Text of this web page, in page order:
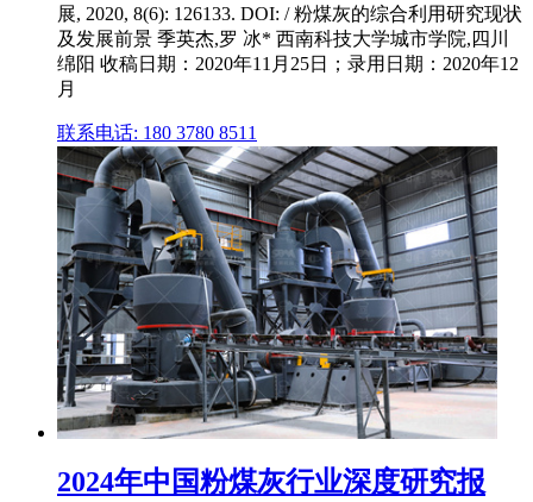
展, 2020, 8(6): 126133. DOI: / 粉煤灰的综合利用研究现状
及发展前景 季英杰,罗 冰* 西南科技大学城市学院,四川
绵阳 收稿日期：2020年11月25日；录用日期：2020年12
月
联系电话: 180 3780 8511
2024年中国粉煤灰行业深度研究报